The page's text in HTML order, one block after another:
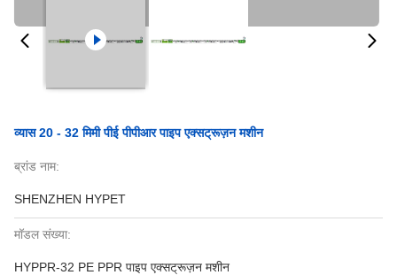
व्यास 20 - 32 मिमी पीई पीपीआर पाइप एक्सट्रूज़न मशीन
ब्रांड नाम:
SHENZHEN HYPET
मॉडल संख्या:
HYPPR-32 PE PPR पाइप एक्सट्रूज़न मशीन